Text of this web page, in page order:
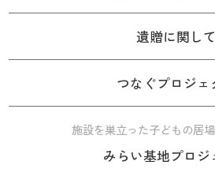
遺贈に関して
つなぐプロジェ
施設を巣立った子どもの居
みらい基地プロジ